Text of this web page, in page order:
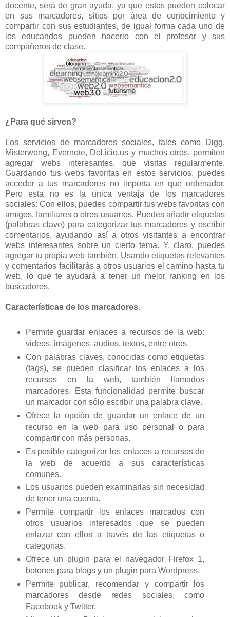
docente, será de gran ayuda, ya que estos pueden colocar
en sus marcadores, sitios por área de conocimiento y
compartir con sus estudiantes, de igual forma cada uno de
los educandos pueden hacerlo con el profesor y sus
compañeros de clase.
¿Para qué sirven?
Los servicios de marcadores sociales, tales como Digg,
Misterwong, Evernote, Del.icio.us y muchos otros, permiten
agregar webs interesantes, que visitas regularmente.
Guardando tus webs favoritas en estos servicios, puedes
acceder a tus marcadores no importa en que ordenador.
Pero esta no es la única ventaja de los marcadores
sociales: Con ellos, puedes compartir tus webs favoritas con
amigos, familiares o otros usuarios. Puedes añadir etiquetas
(palabras clave) para categorizar tus marcadores y escribir
comentarios, ayudando así a otros visitantes a encontrar
webs interesantes sobre un cierto tema. Y, claro, puedes
agregar tu propia web también. Usando etiquetas relevantes
y comentarios facilitarás a otros usuarios el camino hasta tu
web, lo que te ayudará a tener un mejor ranking en los
buscadores.
Características de los marcadores.
Permite guardar enlaces a recursos de la web:
videos, imágenes, audios, textos, entre otros.
Con palabras claves, conocidas como etiquetas
(tags), se pueden clasificar los enlaces a los
recursos en la web, también llamados
marcadores. Esta funcionalidad permite buscar
un marcador con sólo escribir una palabra clave.
Ofrece la opción de guardar un enlace de un
recurso en la web para uso personal o para
compartir con más personas.
Es posible categorizar los enlaces a recursos de
la web de acuerdo a sus características
comunes.
Los usuarios pueden examinarlas sin necesidad
de tener una cuenta.
Permite compartir los enlaces marcados con
otros usuarios interesados que se pueden
enlazar con ellos a través de las etiquetas o
categorías.
Ofrece un plugin para el navegador Firefox 1,
botones para blogs y un plugin para Wordpress.
Permite publicar, recomendar y compartir los
marcadores desde redes sociales, como
Facebook y Twitter.